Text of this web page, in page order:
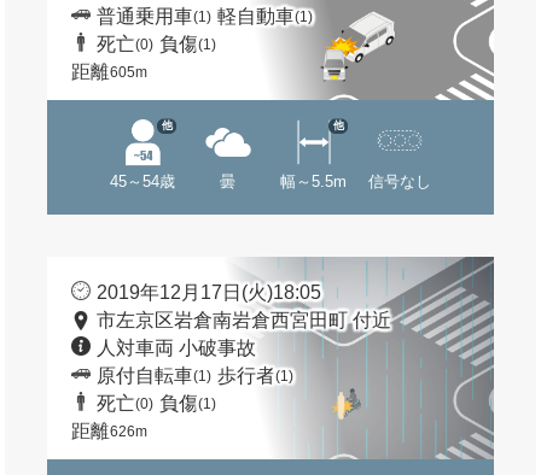
普通乗用車(1) 軽自動車(1)
死亡(0) 負傷(1)
距離605m
45～54歳
他
曇 幅～5.5m
他
信号なし
2019年12月17日(火)18:05
市左京区岩倉南岩倉西宮田町 付近
人対車両 小破事故
原付自転車(1) 歩行者(1)
死亡(0) 負傷(1)
距離626m